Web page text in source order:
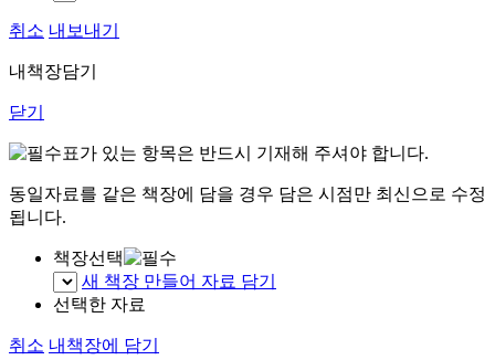
취소 내보내기
내책장담기
닫기
표가 있는 항목은 반드시 기재해 주셔야 합니다.
동일자료를 같은 책장에 담을 경우 담은 시점만 최신으로 수정
됩니다.
책장선택
새 책장 만들어 자료 담기
선택한 자료
취소 내책장에 담기